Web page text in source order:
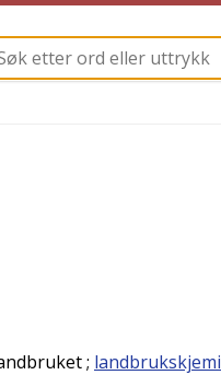
; landbrukskjemi